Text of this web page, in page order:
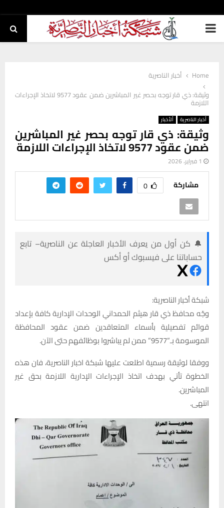
PRIMARY
Home
أخبار الناصرية
وثيقة: ذي قار توجه بحصر غير المباشرين ضمن عقود 9577 لاتخاذ الإجراءات
اللازمة
أخبار الناصرية ألأخبار
وثيقة: ذي قار توجه بحصر غير المباشرين
ضمن عقود 9577 لاتخاذ الإجراءات اللازمة
1 فبراير، 2026
مشاركة 0
🔔 كن أول من يعرف الأخبار العاجلة عن الناصرية– تابع
حساباتنا على فيسبوك أو أكس
شبكة أخبار الناصرية:
وجّه محافظ ذي قار هيثم الحمداني الوحدات الإدارية كافة بإعداد
قوائم تفصيلية بأسماء المتعاقدين ضمن عقود المحافظة
الموسومة بـ”9577” ممن لم يباشروا بوظائفهم حتى الآن.
ووفقا لوثيقة رسمية اطلعت عليها شبكة اخبار الناصرية، فان هذه
الخطوة تأتي بهدف اتخاذ الإجراءات الإدارية اللازمة بحق غير
المباشرين.
انتهى.